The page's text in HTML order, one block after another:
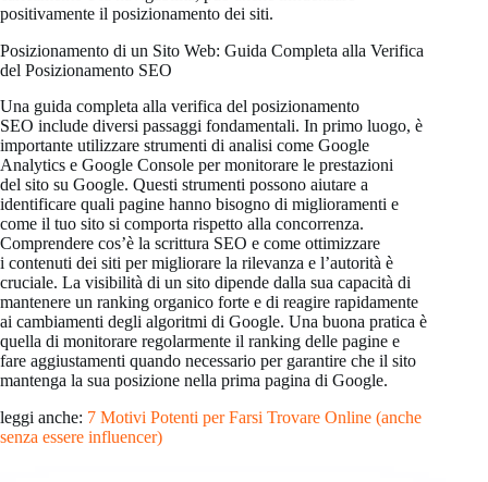
positivamente il posizionamento dei siti.
Posizionamento di un Sito Web: Guida Completa alla Verifica
del Posizionamento SEO
Una guida completa alla verifica del posizionamento
SEO include diversi passaggi fondamentali. In primo luogo, è
importante utilizzare strumenti di analisi come Google
Analytics e Google Console per monitorare le prestazioni
del sito su Google. Questi strumenti possono aiutare a
identificare quali pagine hanno bisogno di miglioramenti e
come il tuo sito si comporta rispetto alla concorrenza.
Comprendere cos’è la scrittura SEO e come ottimizzare
i contenuti dei siti per migliorare la rilevanza e l’autorità è
cruciale. La visibilità di un sito dipende dalla sua capacità di
mantenere un ranking organico forte e di reagire rapidamente
ai cambiamenti degli algoritmi di Google. Una buona pratica è
quella di monitorare regolarmente il ranking delle pagine e
fare aggiustamenti quando necessario per garantire che il sito
mantenga la sua posizione nella prima pagina di Google.
leggi anche: 7 Motivi Potenti per Farsi Trovare Online (anche
senza essere influencer)